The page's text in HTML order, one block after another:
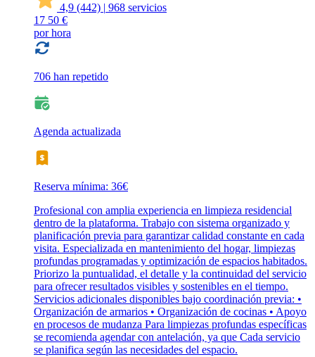
4,9 (442) | 968 servicios
17 50 €
por hora
706 han repetido
Agenda actualizada
Reserva mínima: 36€
Profesional con amplia experiencia en limpieza residencial
dentro de la plataforma. Trabajo con sistema organizado y
planificación previa para garantizar calidad constante en cada
visita. Especializada en mantenimiento del hogar, limpiezas
profundas programadas y optimización de espacios habitados.
Priorizo la puntualidad, el detalle y la continuidad del servicio
para ofrecer resultados visibles y sostenibles en el tiempo.
Servicios adicionales disponibles bajo coordinación previa: •
Organización de armarios • Organización de cocinas • Apoyo
en procesos de mudanza Para limpiezas profundas específicas
se recomienda agendar con antelación, ya que Cada servicio
se planifica según las necesidades del espacio.